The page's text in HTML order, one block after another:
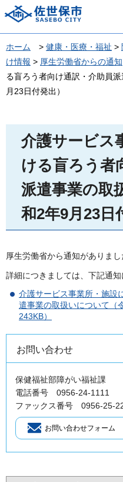
佐世保市
ホーム > 健康・医療・福祉 >
け情報 > 厚生労働省からの通知
る盲ろう者向け通訳・介助員
月23日付発出）
介護サービス
ける盲ろう者
派遣事業の取
和2年9月23日
厚生労働省から通知がありま
詳細につきましては、下記通知
介護サービス事業所・施設
遣事業の取扱いについて（
243KB）
お問い合わせ
保健福祉部障がい福祉課
電話番号 0956-24-1111
ファックス番号 0956-25-